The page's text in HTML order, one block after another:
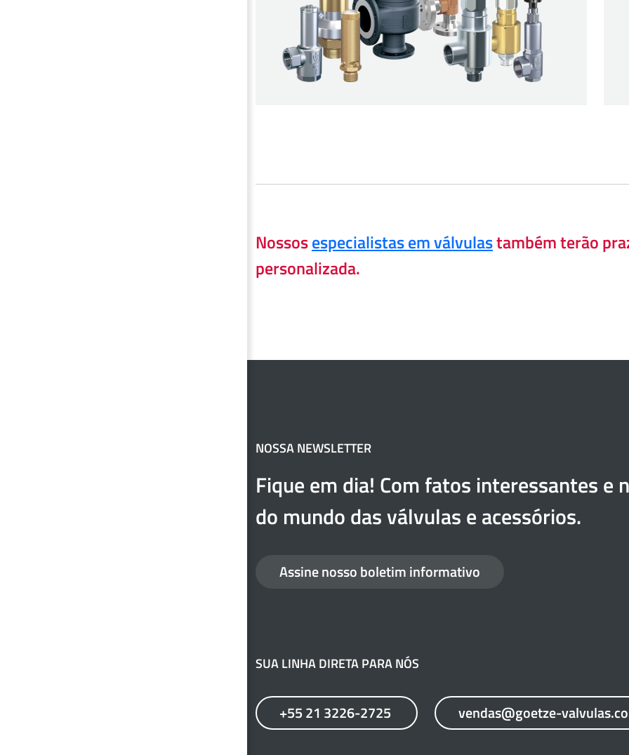
Nossosespecialistas em válvulastambém terão
personalizada.
NOSSA NEWSLETTER
Fique em dia! Com fatos interessantes e
do mundo das válvulas e acessórios.
Assine nosso boletim informativo
SUA LINHA DIRETA PARA NÓS
+55 21 3226-2725 vendas@goetze-